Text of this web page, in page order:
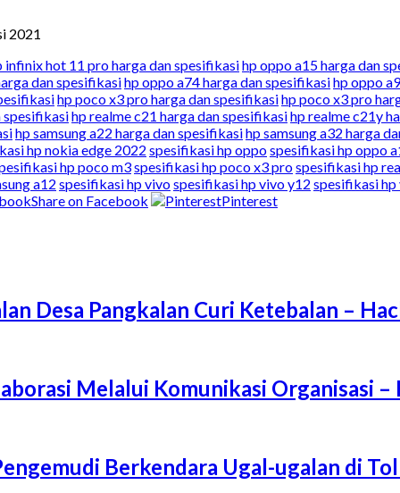
2021
infinix hot 11 pro harga dan spesifikasihp oppo a15 harga dan
dan spesifikasihp oppo a74 harga dan spesifikasihp oppo
hp poco x3 pro harga dan spesifikasihp poco x3 pro
spesifikasihp realme c21 harga dan spesifikasihp realme c21y
hp samsung a22 harga dan spesifikasihp samsung a32 harga
hp nokia edge 2022 spesifikasi hp oppospesifikasi hp oppo
hp poco m3spesifikasi hp poco x3 prospesifikasi hp
a12 spesifikasi hp vivospesifikasi hp vivo y12 spesifikasi hp
Share on Facebook Pinterest
Desa Pangkalan Curi Ketebalan –
Melalui Komunikasi Organisasi –
Berkendara Ugal-ugalan di